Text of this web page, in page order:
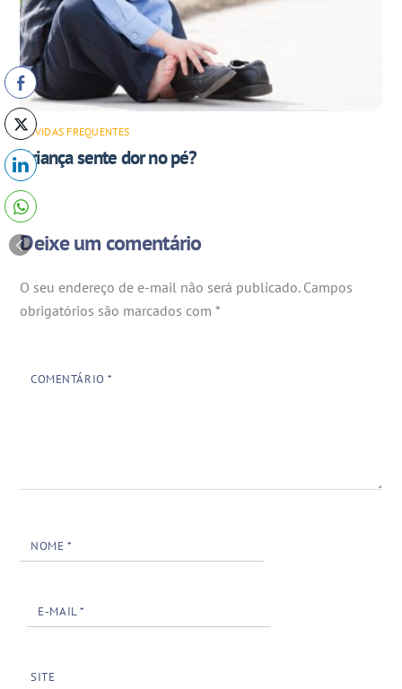
DÚVIDAS FREQUENTES
Criança sente dor no pé?
Deixe um comentário
O seu endereço de e-mail não será publicado. Campos
obrigatórios são marcados com*
COMENTÁRIO*
NOME *
E-MAIL*
SITE